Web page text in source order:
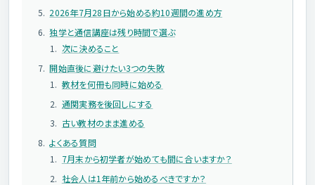
2026年7月28日から始める約10週間の進め方
独学と通信講座は残り時間で選ぶ
次に決めること
開始直後に避けたい3つの失敗
教材を何冊も同時に始める
通関実務を後回しにする
古い教材のまま進める
よくある質問
7月末から初学者が始めても間に合いますか？
社会人は1年前から始めるべきですか？